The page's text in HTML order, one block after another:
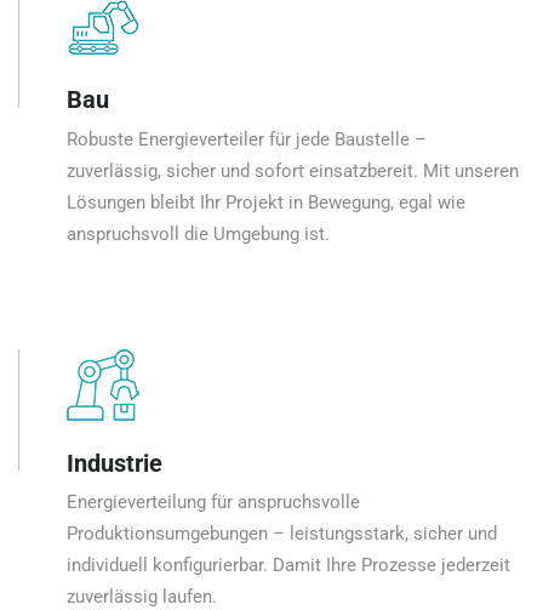
Bau
Robuste Energieverteiler für jede Baustelle –
zuverlässig, sicher und sofort einsatzbereit. Mit unseren
Lösungen bleibt Ihr Projekt in Bewegung, egal wie
anspruchsvoll die Umgebung ist.
Industrie
Energieverteilung für anspruchsvolle
Produktionsumgebungen – leistungsstark, sicher und
individuell konfigurierbar. Damit Ihre Prozesse jederzeit
zuverlässig laufen.